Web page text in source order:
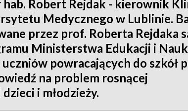
Robert Rejdak - kierownik
Medycznego w Lublinie.
przez prof. Roberta Rejdaka
Ministerstwa Edukacji i
powracających do szkół
na problem rosnącej
i młodzieży.